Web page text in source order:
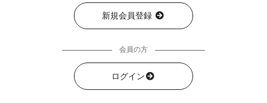
新規会員登録
会員の方
ログイン